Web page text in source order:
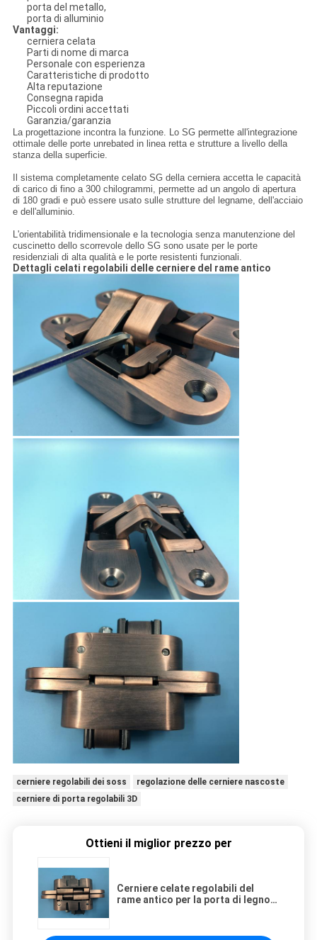
porta del metallo,
porta di alluminio
Vantaggi:
cerniera celata
Parti di nome di marca
Personale con esperienza
Caratteristiche di prodotto
Alta reputazione
Consegna rapida
Piccoli ordini accettati
Garanzia/garanzia
La progettazione incontra la funzione. Lo SG permette all'integrazione
ottimale delle porte unrebated in linea retta e strutture a livello della
stanza della superficie.
Il sistema completamente celato SG della cerniera accetta le capacità
di carico di fino a 300 chilogrammi, permette ad un angolo di apertura
di 180 gradi e può essere usato sulle strutture del legname, dell'acciaio
e dell'alluminio.
L'orientabilità tridimensionale e la tecnologia senza manutenzione del
cuscinetto dello scorrevole dello SG sono usate per le porte
residenziali di alta qualità e le porte resistenti funzionali.
Dettagli celati regolabili delle cerniere del rame antico
cerniere regolabili dei soss
regolazione delle cerniere nascoste
cerniere di porta regolabili 3D
Ottieni il miglior prezzo per
Cerniere celate regolabili del
rame antico per la porta di legno